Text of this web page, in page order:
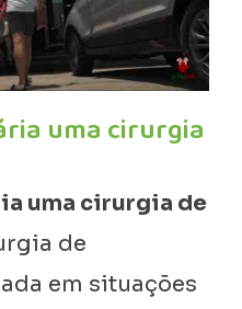
uma cirurgia
uma cirurgia de
de
em situações